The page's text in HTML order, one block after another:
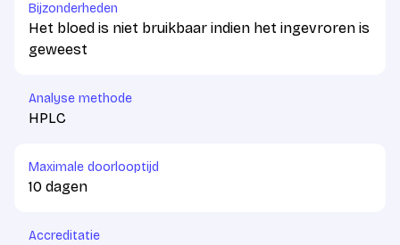
Bijzonderheden
Het bloed is niet bruikbaar indien het ingevroren is
geweest
Analyse methode
HPLC
Maximale doorlooptijd
10 dagen
Accreditatie